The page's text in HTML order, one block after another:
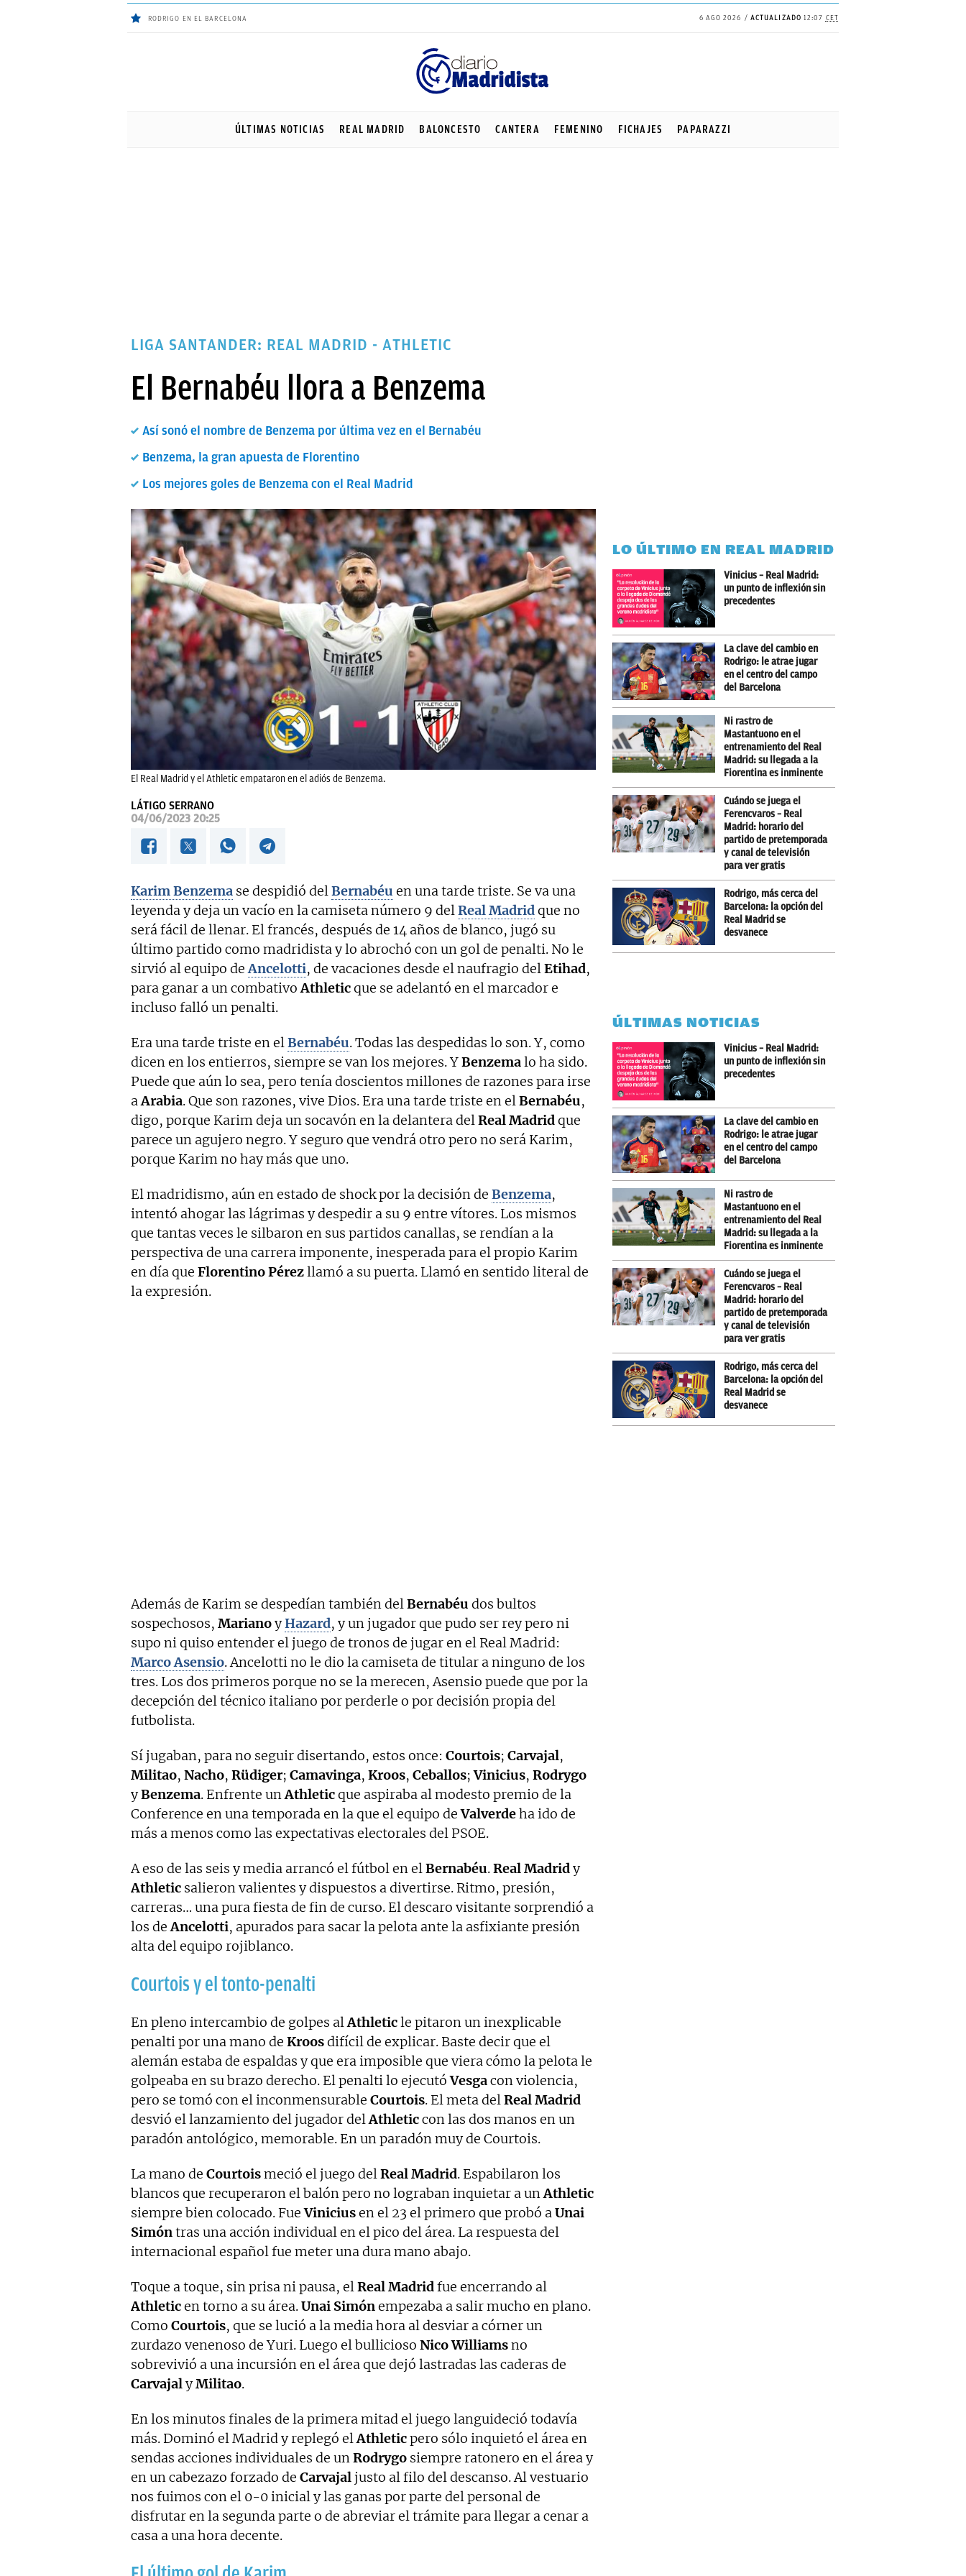
RODRIGO EN EL BARCELONA 6 AGO 2026 ACTUALIZADO 12:07 CET
ÚLTIMAS NOTICIAS REAL MADRID BALONCESTO CANTERA FEMENINO FICHAJES PAPARAZZI
LIGA SANTANDER: REAL MADRID - ATHLETIC
El Bernabéu llora a Benzema
Así sonó el nombre de Benzema por última vez en el Bernabéu
Benzema, la gran apuesta de Florentino
Los mejores goles de Benzema con el Real Madrid
El Real Madrid y el Athletic empataron en el adiós de Benzema.
LÁTIGO SERRANO
04/06/2023 20:25
Karim Benzema se despidió delBernabéu en una tarde triste. Se va una
leyenda y deja un vacío en la camiseta número 9 delReal Madridque no
será fácil de llenar. El francés, después de 14 años de blanco, jugó su
último partido como madridista y lo abrochó con un gol de penalti. No le
sirvió al equipo deAncelotti, de vacaciones desde el naufragio delEtihad,
para ganar a un combativoAthleticque se adelantó en el marcador e
incluso falló un penalti.
Era una tarde triste en elBernabéu. Todas las despedidas lo son. Y, como
dicen en los entierros, siempre se van los mejores. YBenzemalo ha sido.
Puede que aún lo sea, pero tenía doscientos millones de razones para irse
aArabia. Que son razones, vive Dios. Era una tarde triste en elBernabéu,
digo, porque Karim deja un socavón en la delantera delReal Madridque
parece un agujero negro. Y seguro que vendrá otro pero no será Karim,
porque Karim no hay más que uno.
El madridismo, aún en estado de shock por la decisión de Benzema,
intentó ahogar las lágrimas y despedir a su 9 entre vítores. Los mismos
que tantas veces le silbaron en sus partidos canallas, se rendían a la
perspectiva de una carrera imponente, inesperada para el propio Karim
en día que Florentino Pérezllamó a su puerta. Llamó en sentido literal de
la expresión.
Además de Karim se despedían también delBernabéu dos bultos
sospechosos, MarianoyHazard, y un jugador que pudo ser rey pero ni
supo ni quiso entender el juego de tronos de jugar en el Real Madrid:
Marco Asensio. Ancelotti no le dio la camiseta de titular a ninguno de los
tres. Los dos primeros porque no se la merecen, Asensio puede que por la
decepción del técnico italiano por perderle o por decisión propia del
futbolista.
Sí jugaban, para no seguir disertando, estos once: Courtois; Carvajal,
Militao, Nacho, Rüdiger; Camavinga, Kroos, Ceballos;Vinicius, Rodrygo
yBenzema. Enfrente unAthleticque aspiraba al modesto premio de la
Conference en una temporada en la que el equipo deValverdeha ido de
más a menos como las expectativas electorales del PSOE.
A eso de las seis y media arrancó el fútbol en elBernabéu.Real Madridy
Athletic salieron valientes y dispuestos a divertirse. Ritmo, presión,
carreras… una pura fiesta de fin de curso. El descaro visitante sorprendió a
los deAncelotti, apurados para sacar la pelota ante la asfixiante presión
alta del equipo rojiblanco.
Courtois y el tonto-penalti
En pleno intercambio de golpes alAthleticle pitaron un inexplicable
penalti por una mano de Kroosdifícil de explicar. Baste decir que el
alemán estaba de espaldas y que era imposible que viera cómo la pelota le
golpeaba en su brazo derecho. El penalti lo ejecutóVesgacon violencia,
pero se tomó con el inconmensurable Courtois. El meta delReal Madrid
desvió el lanzamiento del jugador delAthleticcon las dos manos en un
paradón antológico, memorable. En un paradón muy de Courtois.
La mano de Courtoismeció el juego delReal Madrid. Espabilaron los
blancos que recuperaron el balón pero no lograban inquietar a unAthletic
siempre bien colocado. FueViniciusen el 23 el primero que probó aUnai
Simóntras una acción individual en el pico del área. La respuesta del
internacional español fue meter una dura mano abajo.
Toque a toque, sin prisa ni pausa, elReal Madridfue encerrando al
Athleticen torno a su área.Unai Simónempezaba a salir mucho en plano.
Como Courtois, que se lució a la media hora al desviar a córner un
zurdazo venenoso de Yuri. Luego el bullicioso Nico Williamsno
sobrevivió a una incursión en el área que dejó lastradas las caderas de
CarvajalyMilitao.
En los minutos finales de la primera mitad el juego languideció todavía
más. Dominó el Madrid y replegó elAthleticpero sólo inquietó el área en
sendas acciones individuales de unRodrygo siempre ratonero en el área y
en un cabezazo forzado de Carvajaljusto al filo del descanso. Al vestuario
nos fuimos con el 0-0 inicial y las ganas por parte del personal de
disfrutar en la segunda parte o de abreviar el trámite para llegar a cenar a
casa a una hora decente.
LO ÚLTIMO EN REAL MADRID
Vinicius – Real Madrid:
un punto de inflexión sin
precedentes
La clave del cambio en
Rodrigo: le atrae jugar
en el centro del campo
del Barcelona
Ni rastro de
Mastantuono en el
entrenamiento del Real
Madrid: su llegada a la
Fiorentina es inminente
Cuándo se juega el
Ferencvaros – Real
Madrid: horario del
partido de pretemporada
y canal de televisión
para ver gratis
Rodrigo, más cerca del
Barcelona: la opción del
Real Madrid se
desvanece
ÚLTIMAS NOTICIAS
Vinicius – Real Madrid:
un punto de inflexión sin
precedentes
La clave del cambio en
Rodrigo: le atrae jugar
en el centro del campo
del Barcelona
Ni rastro de
Mastantuono en el
entrenamiento del Real
Madrid: su llegada a la
Fiorentina es inminente
Cuándo se juega el
Ferencvaros – Real
Madrid: horario del
partido de pretemporada
y canal de televisión
para ver gratis
Rodrigo, más cerca del
Barcelona: la opción del
Real Madrid se
desvanece